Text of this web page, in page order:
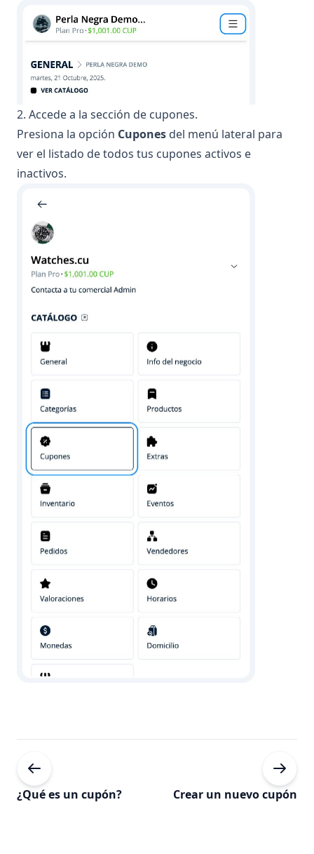
2. Accede a la sección de cupones.
Presiona la opción Cupones del menú lateral para
ver el listado de todos tus cupones activos e
inactivos.
¿Qué es un cupón? Crear un nuevo cupón